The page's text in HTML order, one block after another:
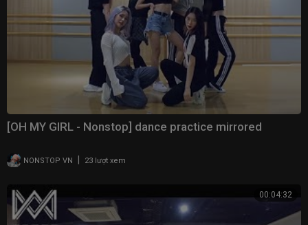
[OH MY GIRL - Nonstop] dance practice mirrored
NONSTOP VN 23 lượt xem
00:04:32